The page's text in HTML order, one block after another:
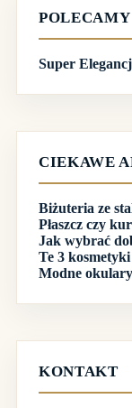
POLECAMY
Super
CIEKAWE
Biżuteria ze
Płaszcz czy
Jak wybrać
Te 3
Modne okulary
KONTAKT